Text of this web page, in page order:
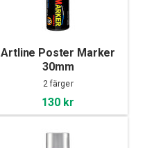
Artline Poster Marker
30mm
2 färger
130 kr